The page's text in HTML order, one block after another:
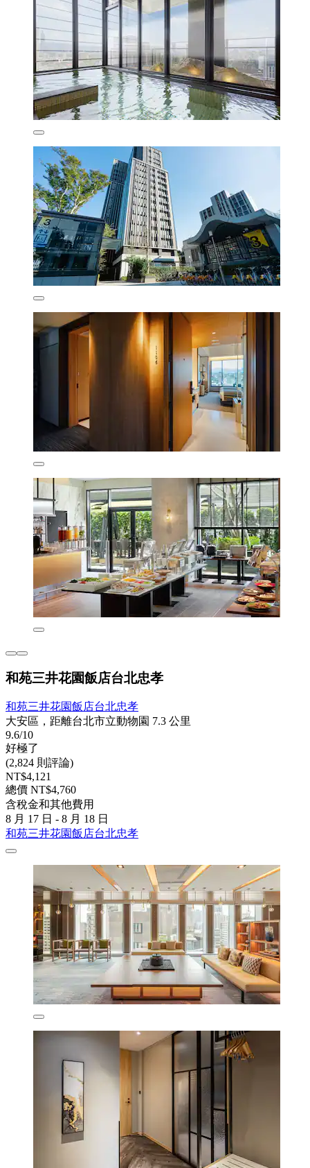
和苑三井花園飯店台北忠孝
和苑三井花園飯店台北忠孝
大安區，距離台北市立動物園 7.3 公里
9.6/10
好極了
(2,824 則評論)
NT$4,121
總價 NT$4,760
含稅金和其他費用
8 月 17 日 - 8 月 18 日
和苑三井花園飯店台北忠孝